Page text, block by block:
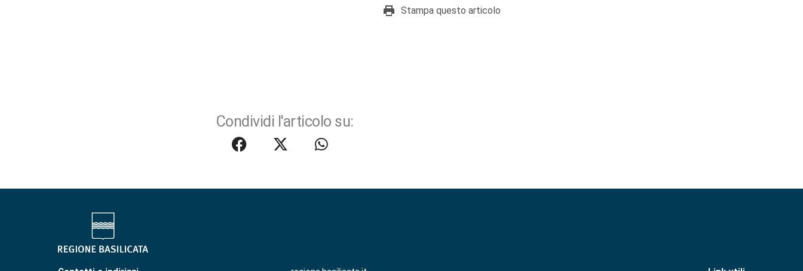
Stampa questo articolo
Condividi l'articolo su: